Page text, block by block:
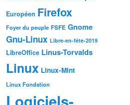
Européen Firefox
Foyer du peuple FSFE Gnome
Gnu-Linux Libre-en-fête-2019
LibreOffice Linus-Torvalds
Linux Linux-Mint
Linux Fondation
Logiciels-